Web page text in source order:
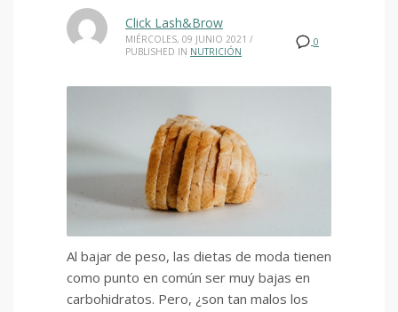
0
Click Lash&Brow
MIÉRCOLES, 09 JUNIO 2021 /
PUBLISHED IN NUTRICIÓN
Al bajar de peso, las dietas de moda tienen
como punto en común ser muy bajas en
carbohidratos. Pero, ¿son tan malos los